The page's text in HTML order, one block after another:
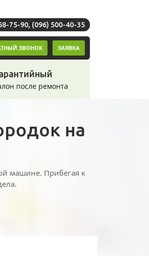
75-90, (096) 500-40-35
ЗВОНОК ЗАЯВКА
после ремонта
на
машине. Прибегая к